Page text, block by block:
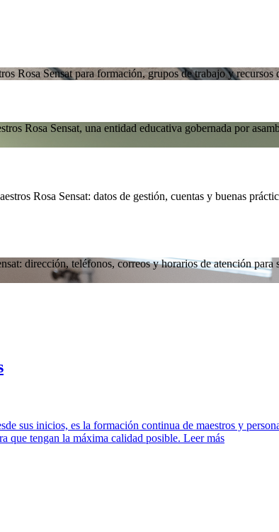
Rosa Sensat para formación, grupos de trabajo y recursos
Rosa Sensat, una entidad educativa gobernada por
Rosa Sensat: datos de gestión, cuentas y buenas
dirección, teléfonos, correos y horarios de atención para
sus inicios, es la formación continua de maestros y
que tengan la máxima calidad posible. Leer más